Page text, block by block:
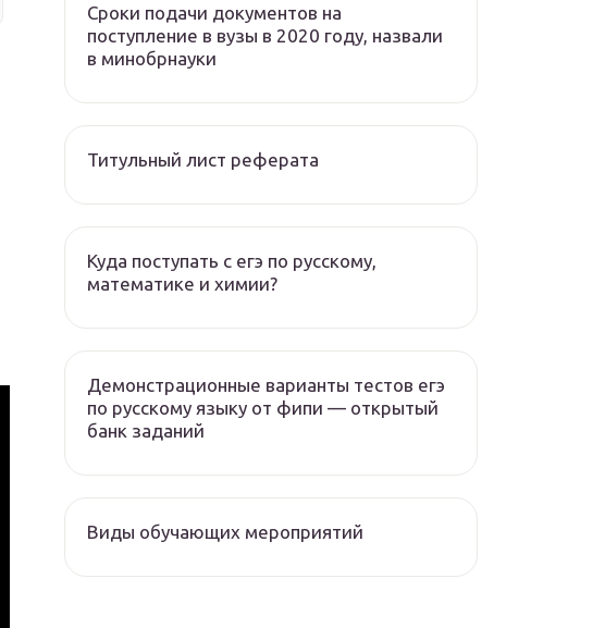
Сроки подачи документов на
поступление в вузы в 2020 году, назвали
в минобрнауки
Титульный лист реферата
Куда поступать с егэ по русскому,
математике и химии?
Демонстрационные варианты тестов егэ
по русскому языку от фипи — открытый
банк заданий
Виды обучающих мероприятий